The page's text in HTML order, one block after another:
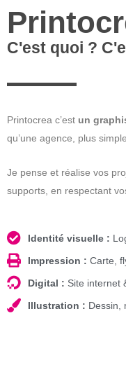
C'est quoi ?
Printocrea c’est un
qu’une agence, plus
Je pense et réalise vos
supports, en respectant
Identité visuelle :
Impression : Carte,
Digital : Site internet
Illustration : Dessin,